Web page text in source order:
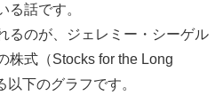
る話です。
るのが、ジェレミー・シーゲル
株式（Stocks for the Long
下のグラフです。